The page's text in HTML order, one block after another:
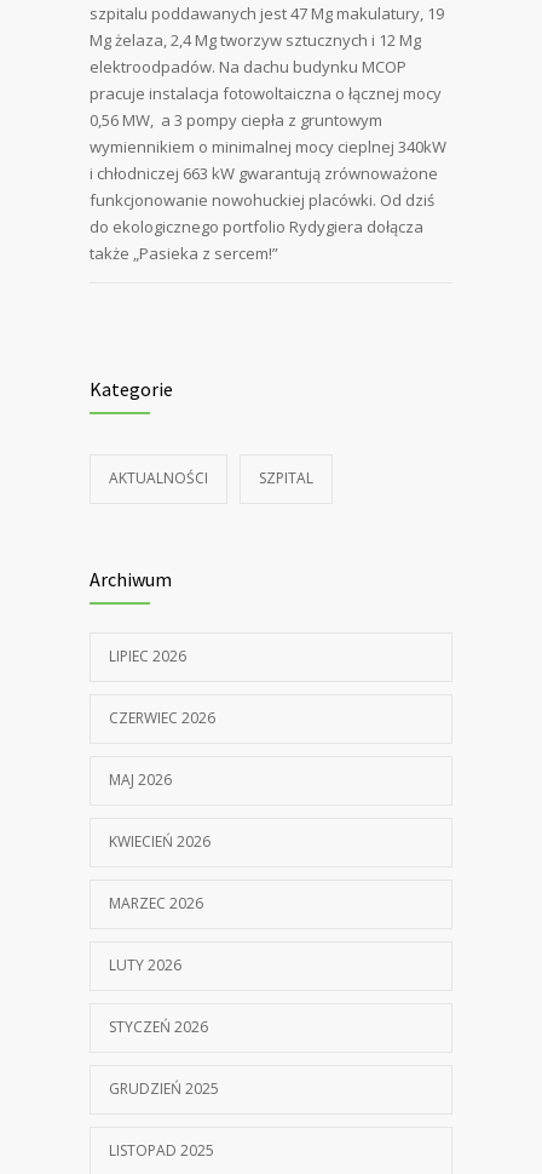
szpitalu poddawanych jest 47 Mg makulatury, 19
Mg żelaza, 2,4 Mg tworzyw sztucznych i 12 Mg
elektroodpadów. Na dachu budynku MCOP
pracuje instalacja fotowoltaiczna o łącznej mocy
0,56 MW, a 3 pompy ciepła z gruntowym
wymiennikiem o minimalnej mocy cieplnej 340kW
i chłodniczej 663 kW gwarantują zrównoważone
funkcjonowanie nowohuckiej placówki. Od dziś
do ekologicznego portfolio Rydygiera dołącza
także „Pasieka z sercem!”
Kategorie
AKTUALNOŚCI SZPITAL
Archiwum
LIPIEC 2026
CZERWIEC 2026
MAJ 2026
KWIECIEŃ 2026
MARZEC 2026
LUTY 2026
STYCZEŃ 2026
GRUDZIEŃ 2025
LISTOPAD 2025